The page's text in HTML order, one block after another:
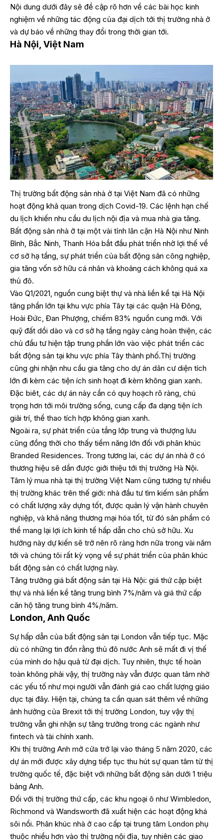
Nội dung dưới đây sẽ đề cập rõ hơn về các bài học kinh
nghiệm về những tác động của đại dịch tới thị trường nhà ở
và dự báo về những thay đổi trong thời gian tới.
Hà Nội, Việt Nam
Thị trường bất động sản nhà ở tại Việt Nam đã có những
hoạt động khả quan trong dịch Covid-19. Các lệnh hạn chế
du lịch khiến nhu cầu du lịch nội địa và mua nhà gia tăng.
Bất động sản nhà ở tại một vài tỉnh lân cận Hà Nội như Ninh
Bình, Bắc Ninh, Thanh Hóa bắt đầu phát triển nhờ lợi thế về
cơ sở hạ tầng, sự phát triển của bất động sản công nghiệp,
gia tăng vốn sở hữu cá nhân và khoảng cách không quá xa
thủ đô.
Vào Q1/2021, nguồn cung biệt thự và nhà liền kề tại Hà Nội
tăng phần lớn tại khu vực phía Tây tại các quận Hà Đông,
Hoài Đức, Đan Phượng, chiếm 83% nguồn cung mới. Với
quỹ đất dồi dào và cơ sở hạ tầng ngày càng hoàn thiện, các
chủ đầu tư hiện tập trung phần lớn vào việc phát triển các
bất động sản tại khu vực phía Tây thành phố.Thị trường
cũng ghi nhận nhu cầu gia tăng cho dự án dân cư diện tích
lớn đi kèm các tiện ích sinh hoạt đi kèm không gian xanh.
Đặc biêt, các dự án này cần có quy hoạch rõ ràng, chú
trọng hơn tới môi trường sống, cung cấp đa dạng tiện ích
giải trí, thể thao tích hợp không gian xanh.
Ngoài ra, sự phát triển của tầng lớp trung và thượng lưu
cũng đồng thời cho thấy tiềm năng lớn đối với phân khúc
Branded Residences. Trong tương lai, các dự án nhà ở có
thương hiệu sẽ dần được giới thiệu tới thị trường Hà Nội.
Tâm lý mua nhà tại thị trường Việt Nam cũng tương tự nhiều
thị trường khác trên thế giới: nhà đầu tư tìm kiếm sản phẩm
có chất lượng xây dựng tốt, được quản lý vận hành chuyên
nghiệp, và khả năng thương mại hóa tốt, từ đó sản phẩm có
thể mang lại lợi ích kinh tế hấp dẫn cho chủ sở hữu. Xu
hướng này dự kiến sẽ trở nên rõ ràng hơn nữa trong vài năm
tới và chúng tôi rất kỳ vọng về sự phát triển của phân khúc
bất động sản có chất lượng này.
Tăng trưởng giá bất động sản tại Hà Nội: giá thứ cập biệt
thự và nhà liền kề tăng trung bình 7%/năm và giá thứ cấp
căn hộ tăng trung bình 4%/năm.
London, Anh Quốc
Sự hấp dẫn của bất động sản tại London vẫn tiếp tục. Mặc
dù có những tin đồn rằng thủ đô nước Anh sẽ mất đi vị thế
của mình do hậu quả từ đại dịch. Tuy nhiên, thực tế hoàn
toàn không phải vậy, thị trường này vẫn được quan tâm nhờ
các yếu tố như mọi người vẫn đánh giá cao chất lượng giáo
dục tại đây. Hiện tại, chúng ta cần quan sát thêm về những
ảnh hưởng của Brexit tới thị trường London, tuy vậy thị
trường vẫn ghi nhận sự tăng trưởng trong các ngành như
fintech và tài chính xanh.
Khi thị trường Anh mở cửa trở lại vào tháng 5 năm 2020, các
dự án mới được xây dựng tiếp tục thu hút sự quan tâm từ thị
trường quốc tế, đặc biệt với những bất động sản dưới 1 triệu
bảng Anh.
Đối với thị trường thứ cấp, các khu ngoại ô như Wimbledon,
Richmond và Wandsworth đã xuất hiện các hoạt động khá
sôi nổi. Phân khúc nhà ở cao cấp tại trung tâm London phụ
thuộc nhiều hơn vào thị trường nội địa, tuy nhiên các giao